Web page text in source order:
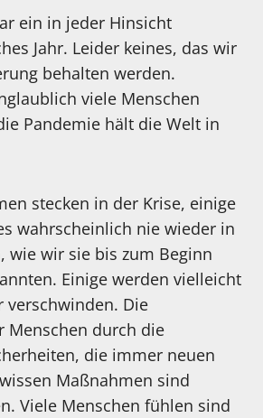
ein in jeder Hinsicht
Jahr. Leider keines, das wir
behalten werden.
viele Menschen
Pandemie hält die Welt in
stecken in der Krise, einige
wahrscheinlich nie wieder in
wie wir sie bis zum Beginn
Einige werden vielleicht
verschwinden. Die
Menschen durch die
die immer neuen
Maßnahmen sind
Viele Menschen fühlen sind